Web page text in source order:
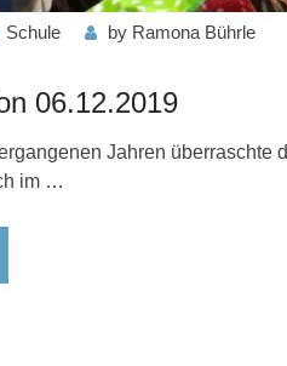
Schule by Ramona Bührle
06.12.2019
Jahren überraschte
im …